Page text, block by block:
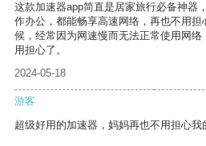
这款加速器app简直是居家旅行必备神器
作办公，都能畅享高速网络，再也不用
候，经常因为网速慢而无法正常使用网
用担心了。
2024-05-18
游客
超级好用的加速器，妈妈再也不用担心我